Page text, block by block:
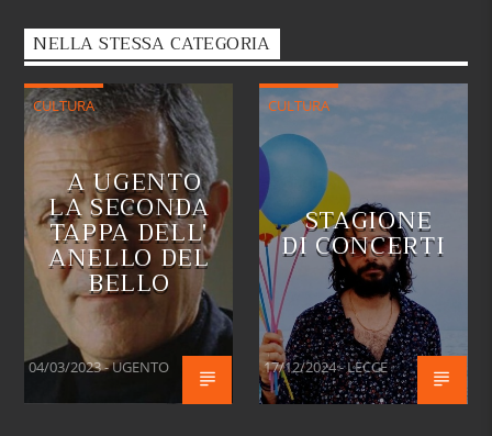
NELLA STESSA CATEGORIA
CULTURA
A UGENTO
LA SECONDA
TAPPA DELL'
ANELLO DEL
BELLO
04/03/2023 - UGENTO
CULTURA
STAGIONE
DI CONCERTI
17/12/2024 - LECCE